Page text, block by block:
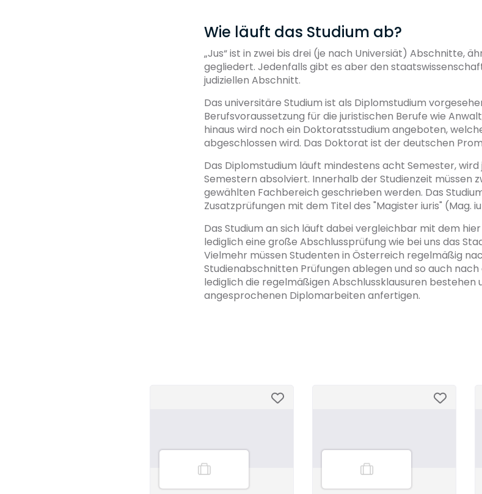
Wie läuft das Studium ab?
„Jus“ ist in zwei bis drei (je nach Universiät) Abschnitte,
gegliedert. Jedenfalls gibt es aber den
judiziellen Abschnitt.
Das universitäre Studium ist als Diplomstudium
Berufsvoraussetzung für die juristischen Berufe wie
hinaus wird noch ein Doktoratsstudium angeboten,
abgeschlossen wird. Das Doktorat ist der deutschen
Das Diplomstudium läuft mindestens acht Semester,
Semestern absolviert. Innerhalb der Studienzeit müssen
gewählten Fachbereich geschrieben werden. Das
Zusatzprüfungen mit dem Titel des "Magister iuris" (Mag.
Das Studium an sich läuft dabei vergleichbar mit dem
lediglich eine große Abschlussprüfung wie bei uns das
Vielmehr müssen Studenten in Österreich regelmäßig
Studienabschnitten Prüfungen ablegen und so auch
lediglich die regelmäßigen Abschlussklausuren bestehen
angesprochenen Diplomarbeiten anfertigen.